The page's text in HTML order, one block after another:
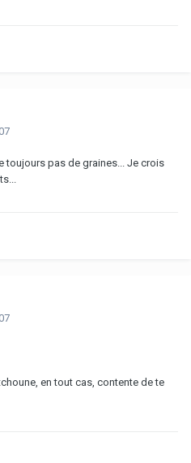
toujours pas de graines... Je crois
en tout cas, contente de te